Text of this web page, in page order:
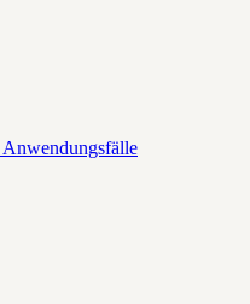
Anwendungsfälle